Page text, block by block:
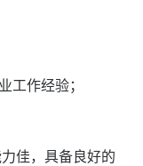
工作经验；
佳，具备良好的